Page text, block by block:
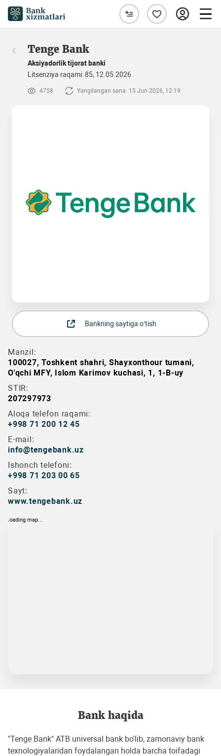
Tenge Bank
Aksiyadorlik tijorat banki
Litsenziya raqami: 85, 12.05.2026
4758 Yangilangan sana: 15 Jun 2026, 12:19
Bankning saytiga o‘tish
Manzil:
100027, Toshkent shahri, Shayxonthour tumani,
O'qсhi MFY, Islom Karimov kuchasi, 1, 1-B-uy
STIR:
207297973
Aloqa telefon raqami:
+998 71 200 12 45
E-mail:
info@tengebank.uz
Ishonch telefoni:
+998 71 203 00 65
Sayt:
www.tengebank.uz
loading map...
Bank haqida
"Tenge Bank" ATB universal bank bo'lib, zamonaviy bank
texnologiyalaridan foydalangan holda barcha toifadagi